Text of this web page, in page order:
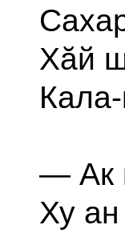
Хăй
— Ак
Ху